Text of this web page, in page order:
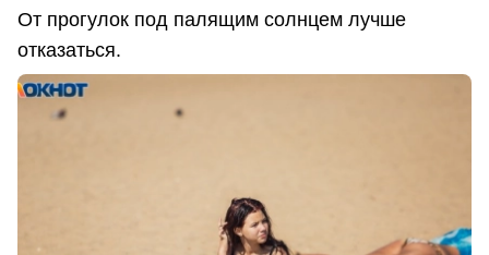
От прогулок под палящим солнцем лучше
отказаться.